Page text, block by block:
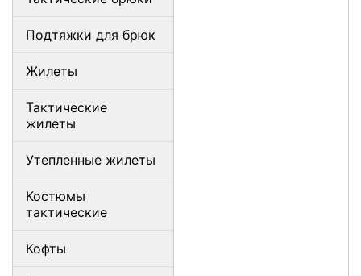
Подтяжки для брюк
Жилеты
Тактические
жилеты
Утепленные жилеты
Костюмы
тактические
Кофты